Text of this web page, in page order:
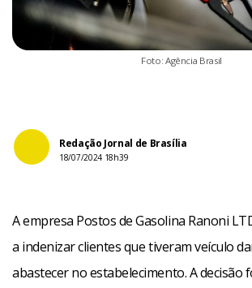
Foto: Agência Brasil
Redação Jornal de Brasília
18/07/2024 18h39
A empresa Postos de Gasolina Ranoni
a indenizar clientes que tiveram veículo
abastecer no estabelecimento. A decisão